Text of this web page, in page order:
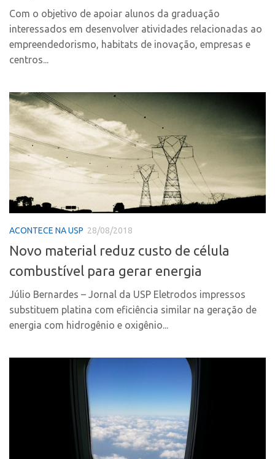
Edição 2017
AUSPIN
Destaques do Mês
Agência
Institucional
Polos
Polo Capital
Polo Lorena
Polo Ribeirão Preto
Programas
Bolsa Empreendedorismo
PGI-USP
Conexão USP
Conexão Inter-USP
Leis e Normas
Portal do Inventor
Comunicação
Eventos
Premiações
Edição 2017
Edição 2019
Edição 2021
Inovação em Números
AUSPIN
Institucional
Polos
Polo Capital
Polo Ribeirão Preto
Polo São Carlos
Bolsa Empreendedorismo
Bolsa Startup USP
Com o objetivo de apoiar alunos da graduação
interessados em desenvolver atividades relacionadas ao
empreendedorismo, habitats de inovação, empresas e
centros...
ACONTECE NA USP 28/08/2018
Novo material reduz custo de célula
combustível para gerar energia
Júlio Bernardes – Jornal da USP Eletrodos impressos
substituem platina com eficiência similar na geração de
energia com hidrogênio e oxigênio...